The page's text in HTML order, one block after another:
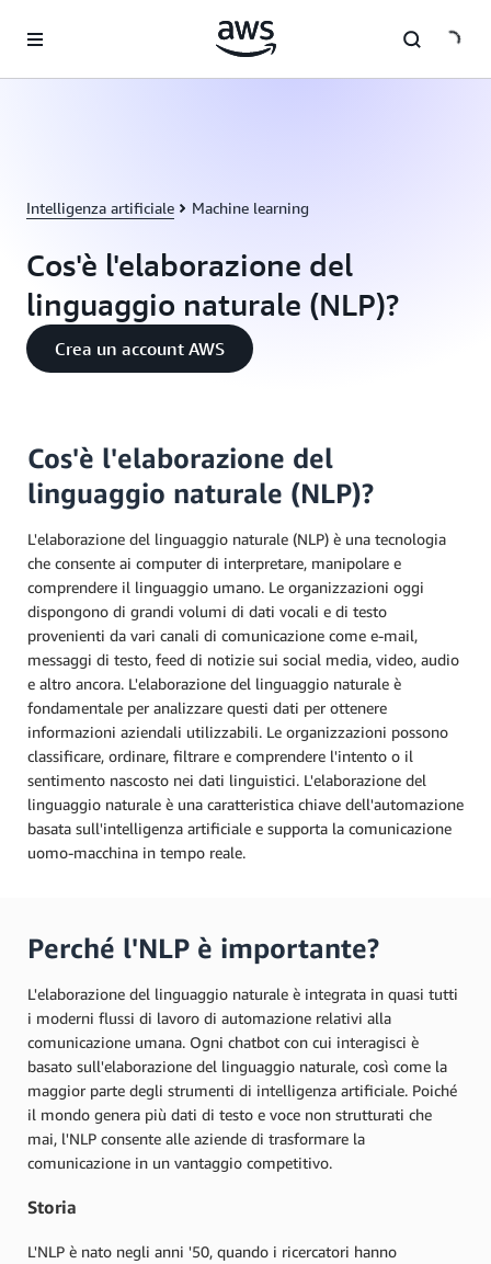
Intelligenza artificiale Machine learning
Cos'è l'elaborazione del
linguaggio naturale (NLP)?
Crea un account AWS
Cos'è l'elaborazione del
linguaggio naturale (NLP)?
L'elaborazione del linguaggio naturale (NLP) è una tecnologia
che consente ai computer di interpretare, manipolare e
comprendere il linguaggio umano. Le organizzazioni oggi
dispongono di grandi volumi di dati vocali e di testo
provenienti da vari canali di comunicazione come e-mail,
messaggi di testo, feed di notizie sui social media, video, audio
e altro ancora. L'elaborazione del linguaggio naturale è
fondamentale per analizzare questi dati per ottenere
informazioni aziendali utilizzabili. Le organizzazioni possono
classificare, ordinare, filtrare e comprendere l'intento o il
sentimento nascosto nei dati linguistici. L'elaborazione del
linguaggio naturale è una caratteristica chiave dell'automazione
basata sull'intelligenza artificiale e supporta la comunicazione
uomo-macchina in tempo reale.
Perché l'NLP è importante?
L'elaborazione del linguaggio naturale è integrata in quasi tutti
i moderni flussi di lavoro di automazione relativi alla
comunicazione umana. Ogni chatbot con cui interagisci è
basato sull'elaborazione del linguaggio naturale, così come la
maggior parte degli strumenti di intelligenza artificiale. Poiché
il mondo genera più dati di testo e voce non strutturati che
mai, l'NLP consente alle aziende di trasformare la
comunicazione in un vantaggio competitivo.
Storia
L'NLP è nato negli anni '50, quando i ricercatori hanno